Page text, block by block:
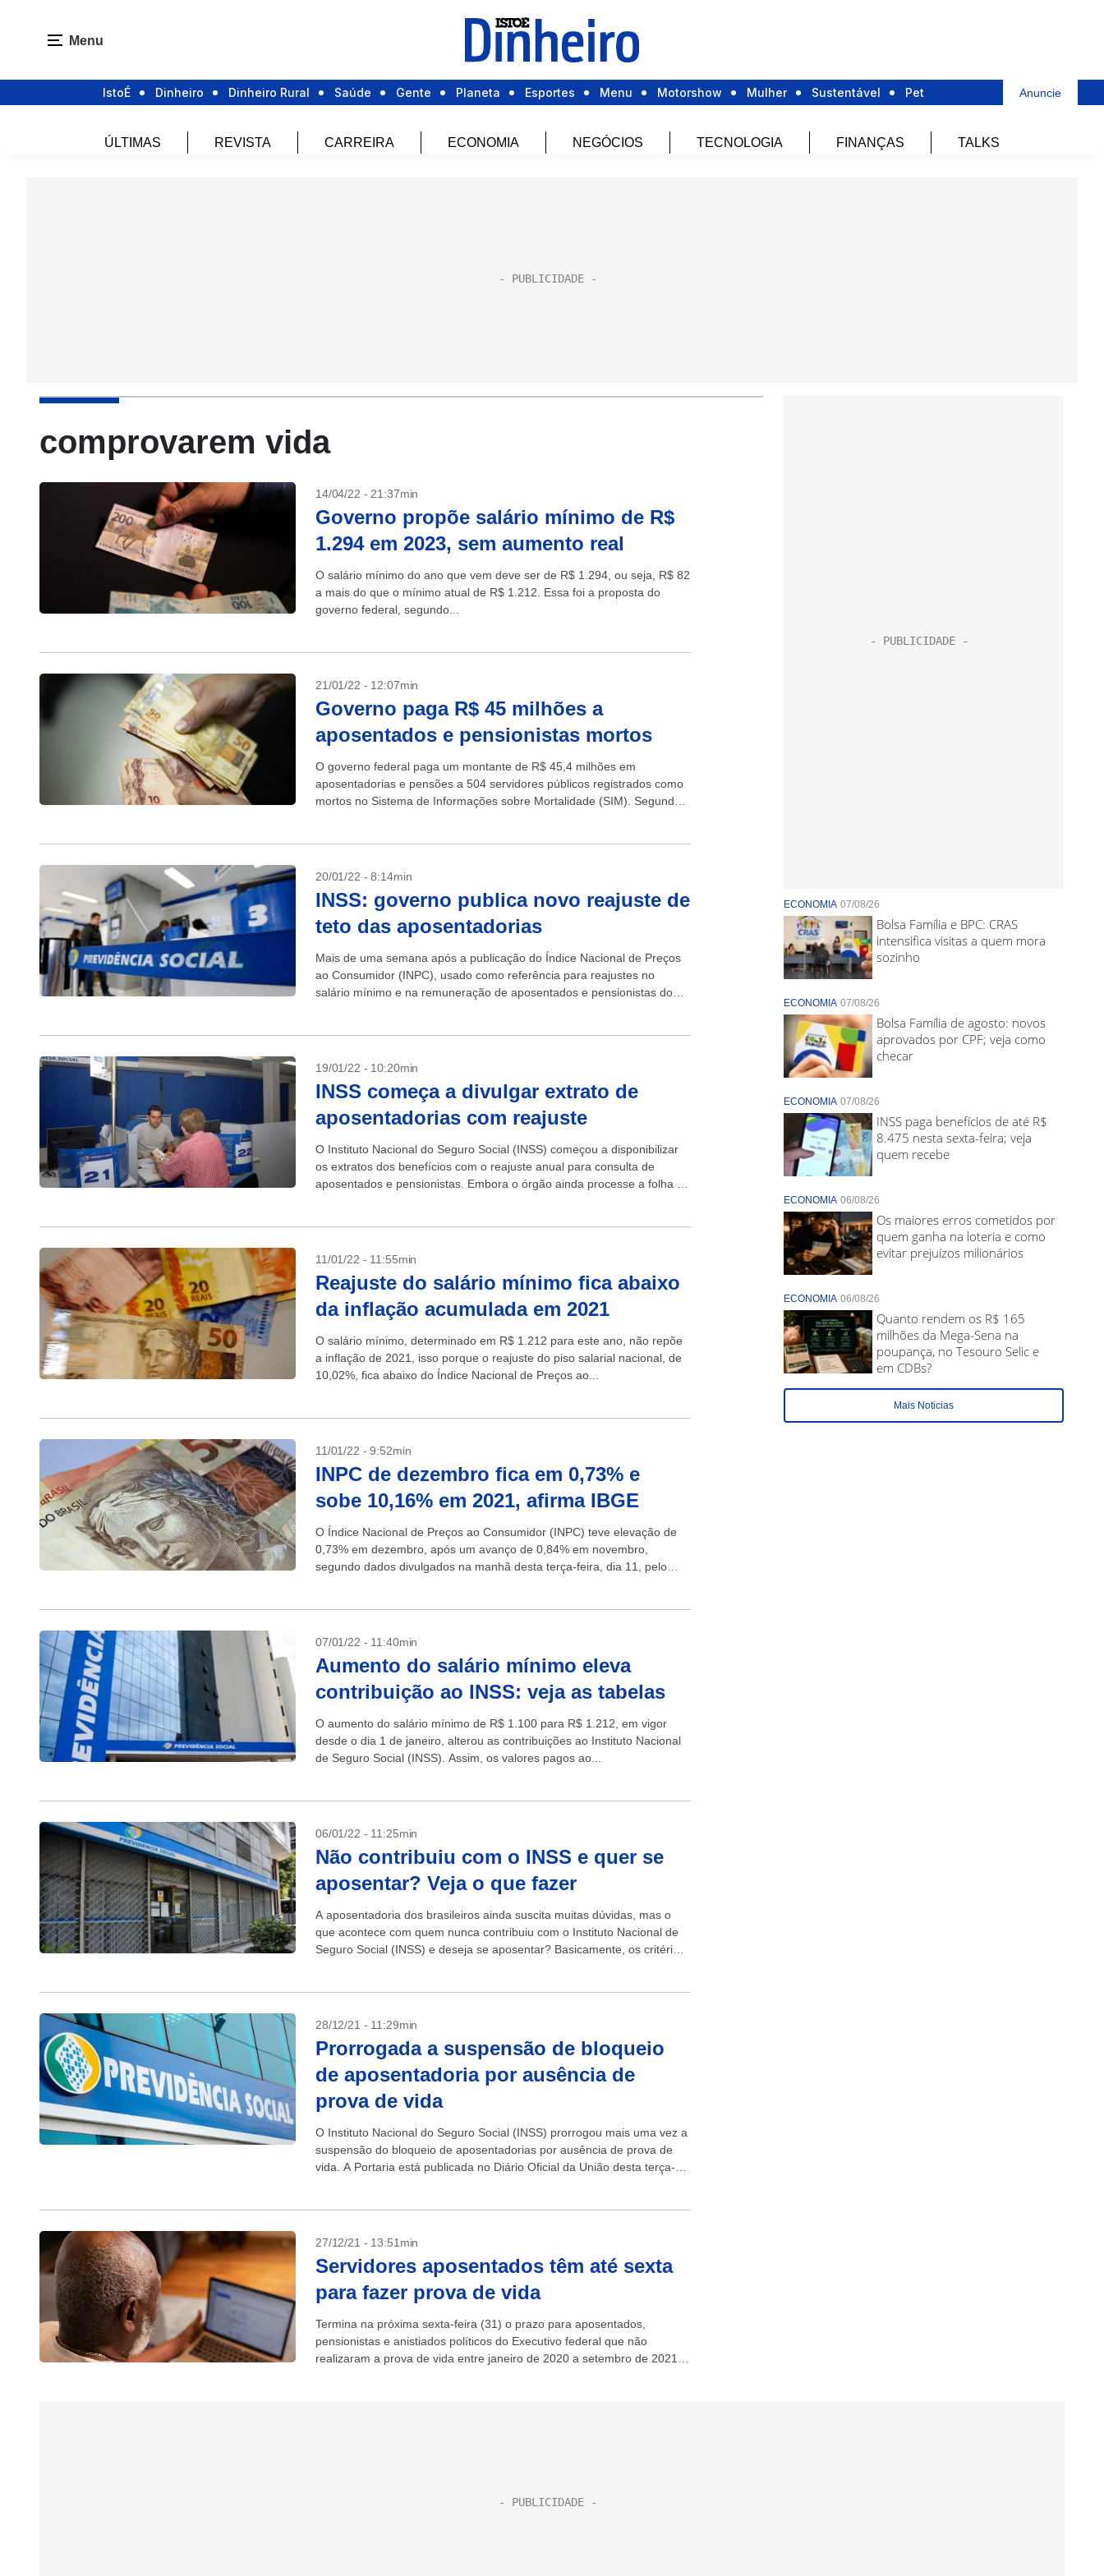
Menu
IstoÉ Dinheiro Dinheiro Rural Saúde Gente Planeta Esportes Menu Motorshow Mulher Sustentável Pet Anuncie
ÚLTIMAS REVISTA CARREIRA ECONOMIA NEGÓCIOS TECNOLOGIA FINANÇAS TALKS
comprovarem vida
14/04/22 - 21:37min
Governo propõe salário mínimo de R$
1.294 em 2023, sem aumento real
O salário mínimo do ano que vem deve ser de R$ 1.294, ou seja, R$ 82
a mais do que o mínimo atual de R$ 1.212. Essa foi a proposta do
governo federal, segundo...
21/01/22 - 12:07min
Governo paga R$ 45 milhões a
aposentados e pensionistas mortos
O governo federal paga um montante de R$ 45,4 milhões em
aposentadorias e pensões a 504 servidores públicos registrados como
mortos no Sistema de Informações sobre Mortalidade (SIM). Segundo
20/01/22 - 8:14min
INSS: governo publica novo reajuste de
teto das aposentadorias
Mais de uma semana após a publicação do Índice Nacional de Preços
ao Consumidor (INPC), usado como referência para reajustes no
salário mínimo e na remuneração de aposentados e pensionistas do
19/01/22 - 10:20min
INSS começa a divulgar extrato de
aposentadorias com reajuste
O Instituto Nacional do Seguro Social (INSS) começou a disponibilizar
os extratos dos benefícios com o reajuste anual para consulta de
aposentados e pensionistas. Embora o órgão ainda processe a folha de
11/01/22 - 11:55min
Reajuste do salário mínimo fica abaixo
da inflação acumulada em 2021
O salário mínimo, determinado em R$ 1.212 para este ano, não repõe
a inflação de 2021, isso porque o reajuste do piso salarial nacional, de
10,02%, fica abaixo do Índice Nacional de Preços ao...
11/01/22 - 9:52min
INPC de dezembro fica em 0,73% e
sobe 10,16% em 2021, afirma IBGE
O Índice Nacional de Preços ao Consumidor (INPC) teve elevação de
0,73% em dezembro, após um avanço de 0,84% em novembro,
segundo dados divulgados na manhã desta terça-feira, dia 11, pelo
07/01/22 - 11:40min
Aumento do salário mínimo eleva
contribuição ao INSS: veja as tabelas
O aumento do salário mínimo de R$ 1.100 para R$ 1.212, em vigor
desde o dia 1 de janeiro, alterou as contribuições ao Instituto Nacional
de Seguro Social (INSS). Assim, os valores pagos ao...
06/01/22 - 11:25min
Não contribuiu com o INSS e quer se
aposentar? Veja o que fazer
A aposentadoria dos brasileiros ainda suscita muitas dúvidas, mas o
que acontece com quem nunca contribuiu com o Instituto Nacional de
Seguro Social (INSS) e deseja se aposentar? Basicamente, os critérios
28/12/21 - 11:29min
Prorrogada a suspensão de bloqueio
de aposentadoria por ausência de
prova de vida
O Instituto Nacional do Seguro Social (INSS) prorrogou mais uma vez a
suspensão do bloqueio de aposentadorias por ausência de prova de
vida. A Portaria está publicada no Diário Oficial da União desta terça-
27/12/21 - 13:51min
Servidores aposentados têm até sexta
para fazer prova de vida
Termina na próxima sexta-feira (31) o prazo para aposentados,
pensionistas e anistiados políticos do Executivo federal que não
realizaram a prova de vida entre janeiro de 2020 a setembro de 2021
ECONOMIA 07/08/26
Bolsa Família e BPC: CRAS
intensifica visitas a quem mora
sozinho
ECONOMIA 07/08/26
Bolsa Família de agosto: novos
aprovados por CPF; veja como
checar
ECONOMIA 07/08/26
INSS paga benefícios de até R$
8.475 nesta sexta-feira; veja
quem recebe
ECONOMIA 06/08/26
Os maiores erros cometidos por
quem ganha na loteria e como
evitar prejuízos milionários
ECONOMIA 06/08/26
Quanto rendem os R$ 165
milhões da Mega-Sena na
poupança, no Tesouro Selic e
em CDBs?
Mais Noticias